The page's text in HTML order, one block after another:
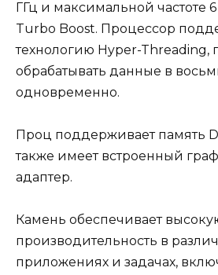
ГГц и максимальной частоте
Turbo Boost. Процессор
технологию Hyper-
обрабатывать данные в
одновременно.
Проц поддерживает память
также имеет встроенный
адаптер.
Камень обеспечивает
производительность в
приложениях и задачах,